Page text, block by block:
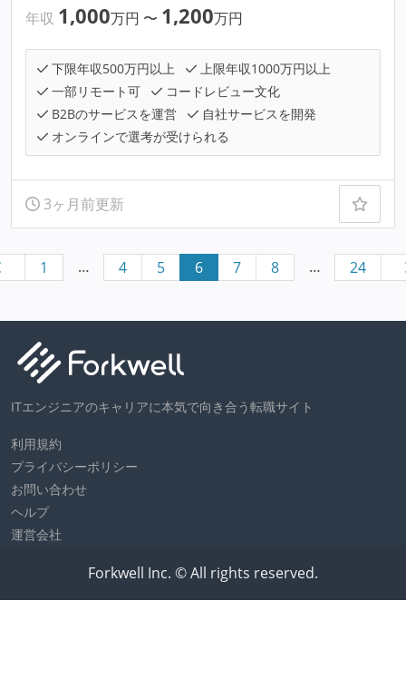
年収 1,000万円 〜 1,200万円
下限年収500万円以上
上限年収1000万円以上
一部リモート可
コードレビュー文化
B2Bのサービスを運営
自社サービスを開発
オンラインで選考が受けられる
3ヶ月前更新
1 … 4 5 6 7 8 … 24
ITエンジニアのキャリアに本気で向き合う転職サイト
利用規約
プライバシーポリシー
お問い合わせ
ヘルプ
運営会社
Forkwell Inc. © All rights reserved.